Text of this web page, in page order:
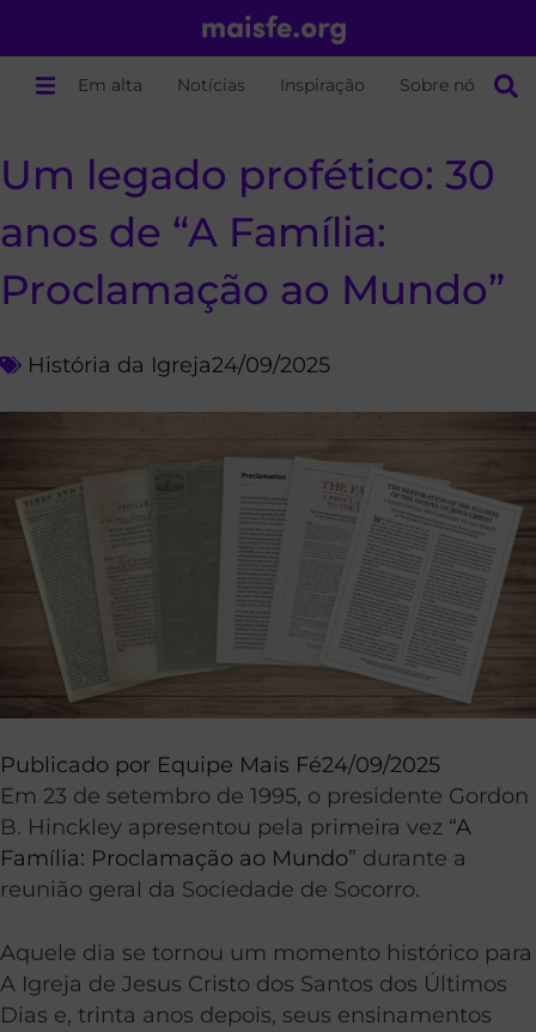
Em alta Notícias Inspiração Sobre nós
Um legado profético: 30
anos de “A Família:
Proclamação ao Mundo”
História da Igreja24/09/2025
Publicado por Equipe Mais Fé24/09/2025
Em 23 de setembro de 1995, o presidente Gordon
B. Hinckley apresentou pela primeira vez “A
Família: Proclamação ao Mundo” durante a
reunião geral da Sociedade de Socorro.
Aquele dia se tornou um momento histórico para
A Igreja de Jesus Cristo dos Santos dos Últimos
Dias e, trinta anos depois, seus ensinamentos